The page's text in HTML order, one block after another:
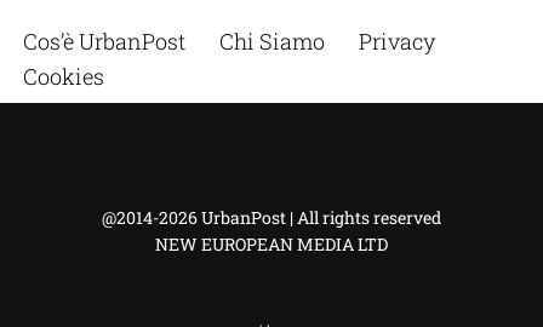
Cos’è UrbanPost Chi Siamo
Privacy
Cookies
@2014-2026 UrbanPost | All rights reserved
NEW EUROPEAN MEDIA LTD